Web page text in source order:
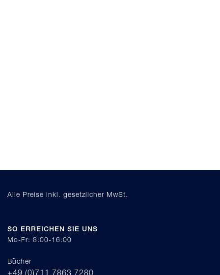
Alle Preise inkl. gesetzlicher MwSt.
SO ERREICHEN SIE UNS
Mo-Fr: 8:00-16:00
Bücher
+49 (0)711 7863 7280